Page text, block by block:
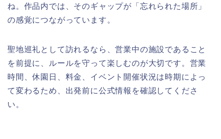
ね。作品内では、そのギャップが「忘れられた場所」
の感覚につながっています。
聖地巡礼として訪れるなら、営業中の施設であること
を前提に、ルールを守って楽しむのが大切です。営業
時間、休園日、料金、イベント開催状況は時期によっ
て変わるため、出発前に公式情報を確認してくださ
い。